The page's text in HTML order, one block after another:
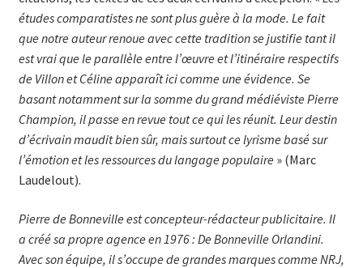
études comparatistes ne sont plus guère à la mode. Le fait
que notre auteur renoue avec cette tradition se justifie tant il
est vrai que le parallèle entre l’œuvre et l’itinéraire respectifs
de Villon et Céline apparaît ici comme une évidence. Se
basant notamment sur la somme du grand médiéviste Pierre
Champion, il passe en revue tout ce qui les réunit. Leur destin
d’écrivain maudit bien sûr, mais surtout ce lyrisme basé sur
l’émotion et les ressources du langage populaire » (Marc
Laudelout).
Pierre de Bonneville est concepteur-rédacteur publicitaire. Il
a créé sa propre agence en 1976 : De Bonneville Orlandini.
Avec son équipe, il s’occupe de gran­des marques comme NRJ,